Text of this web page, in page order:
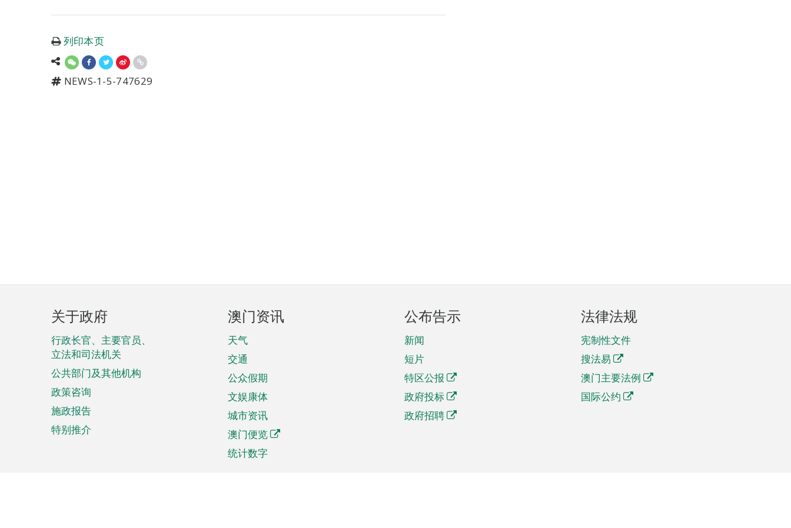
列印本页
NEWS-1-5-747629
页
脚
菜
单
关于政府
行政长官、主要官员、
立法和司法机关
公共部门及其他机构
政策咨询
施政报告
特别推介
澳门资讯
天气
交通
公众假期
文娱康体
城市资讯
澳门便览
统计数字
公布告示
新闻
短片
特区公报
政府投标
政府招聘
法律法规
宪制性文件
搜法易
澳门主要法例
国际公约